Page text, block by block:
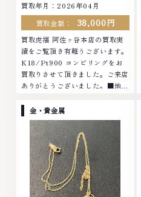
買取年月：2026年04月
買取金額：
38,000円
買取虎福 阿佐ヶ谷本店の買取実
績をご覧頂き有難うございます。
K18/Pt900 コンビリングをお
買取りさせて頂きました。ご来店
ありがとうございました。■地域
ヤモンド ブランド品 ブランド衣
類 お酒買取りのことなら、お任
せくださいなかでも金・プラチナ
等のアクセサリー・貴金属・宝
石・ダイヤモンド・ジュエリーや
ブランド品・時計等は特に自信を
持って、高額査定を実現しており
ます。 古くて使わなくなってし
金・貴金属